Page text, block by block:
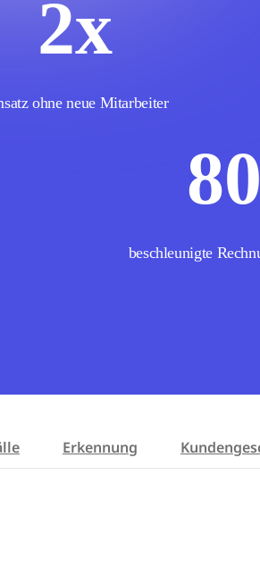
2x
ohne neue Mitarbeiter
80
beschleunigte
Erkennung